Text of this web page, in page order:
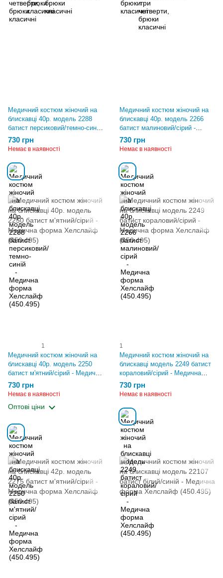
Медичний костюм жіночий на
блискавці 40р. модель 2288
батист персиковий/темно-синій
- Медична форма Хелслайф
(450.495)
730 грн
Немає в наявності
Медичний костюм жіночий на
блискавці 40р. модель 2266
батист малиновий/сірий -
Медична форма Хелслайф
(450.495)
730 грн
Немає в наявності
1
Медичний костюм жіночий на
блискавці 40р. модель 2250
батист м'ятний/сірий - Медична
форма Хелслайф (450.495)
730 грн
Немає в наявності
Оптові ціни
1
Медичний костюм жіночий на
блискавці модель 2249 батист
кораловий/сірий - Медична
форма Хелслайф (450.495)
730 грн
Немає в наявності